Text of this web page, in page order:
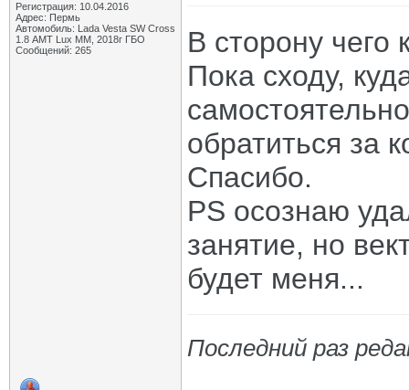
Регистрация: 10.04.2016
Адрес: Пермь
Автомобиль: Lada Vesta SW Cross
1.8 АМТ Lux MM, 2018г ГБО
Сообщений: 265
В сторону чего
Пока сходу,
обратиться за
Спасибо.
PS осознаю
занятие, но
будет меня...
Последний раз